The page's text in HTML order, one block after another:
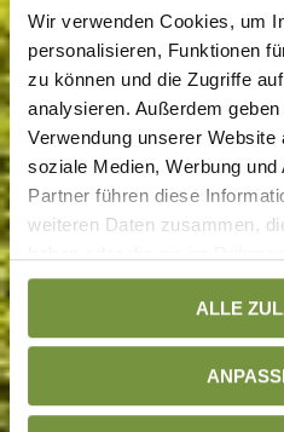
Wir verwenden Cookies, um
personalisieren, Funktionen
zu können und die Zugriffe
analysieren. Außerdem
Verwendung unserer
soziale Medien, Werbung
Partner führen diese
weiteren Daten zusammen,
gesammelt haben. Weitere
Datenschutzseite
ALLE